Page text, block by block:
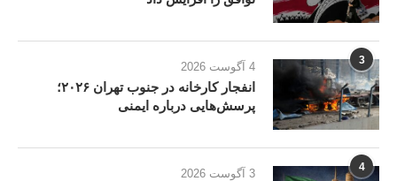
3 4 آگوست 2026
انفجار کارخانه در جنوب تهران ۲۰۲۶؛
پرسش‌هایی درباره ایمنی
4 3 آگوست 2026